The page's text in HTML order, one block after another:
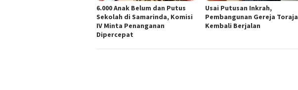
6.000 Anak Belum dan Putus
Sekolah di Samarinda, Komisi
IV Minta Penanganan
Dipercepat
Usai Putusan Inkrah,
Pembangunan Gereja Toraja
Kembali Berjalan